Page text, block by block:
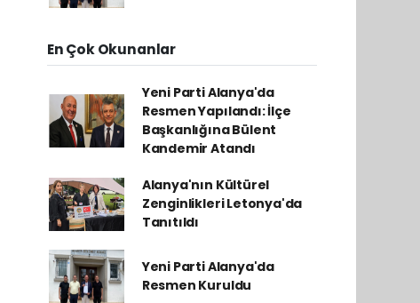
En Çok Okunanlar
Yeni Parti Alanya'da
Resmen Yapılandı: İlçe
Başkanlığına Bülent
Kandemir Atandı
Alanya'nın Kültürel
Zenginlikleri Letonya'da
Tanıtıldı
Yeni Parti Alanya'da
Resmen Kuruldu